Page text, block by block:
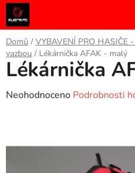
Přejít
na
obsah
Domů / VYBAVENÍ PRO HASIČE
vazbou / Lékárnička AFAK - malý
Lékárnička
Průměrné
Neohodnoceno Podrobnosti